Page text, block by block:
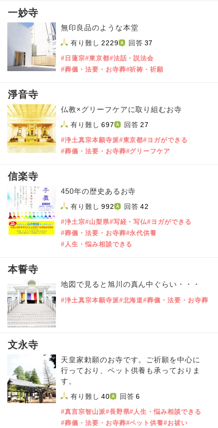
一妙寺
無印良品のような本堂
有り難し 2229 回答 37
#日蓮宗#東京都#法話・説法会
#葬儀・法要・お寺葬#祈祷・祈願
淨音寺
仏教×グリーフケアに取り組むお寺
有り難し 697 回答 27
#浄土真宗本願寺派#東京都#ヨガができる
#葬儀・法要・お寺葬#グリーフケア
信楽寺
450年の歴史あるお寺
有り難し 992 回答 42
#浄土宗#山梨県#写経・写仏#ヨガができる
#葬儀・法要・お寺葬#永代供養
#人生・悩み相談できる
本誓寺
地図で見ると旭川の真ん中ぐらい・・・
#浄土真宗本願寺派#北海道#葬儀・法要・お寺葬
文永寺
天皇家勅願のお寺です。ご祈願を中心に
行っており、ペット供養も承っておりま
す。
有り難し 40 回答 6
#真言宗智山派#長野県#人生・悩み相談できる
#葬儀・法要・お寺葬#ペット供養#お祓い